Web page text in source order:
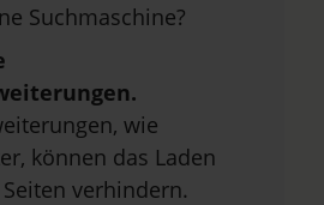
Suchmaschine?
wie
können das Laden
verhindern.